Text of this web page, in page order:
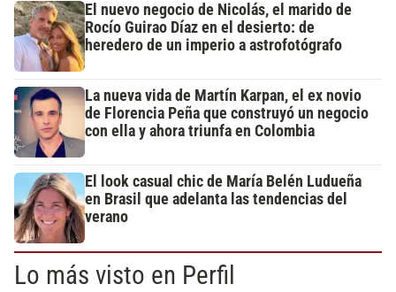
El nuevo negocio de Nicolás, el marido de
Rocío Guirao Díaz en el desierto: de
heredero de un imperio a astrofotógrafo
La nueva vida de Martín Karpan, el ex novio
de Florencia Peña que construyó un negocio
con ella y ahora triunfa en Colombia
El look casual chic de María Belén Ludueña
en Brasil que adelanta las tendencias del
verano
Lo más visto en Perfil